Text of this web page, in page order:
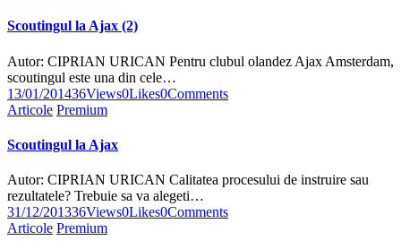
Scoutingul la Ajax (2)
Autor: CIPRIAN URICAN Pentru clubul olandez Ajax Amsterdam,
scoutingul este una din cele…
13/01/201436Views0Likes0Comments
Articole Premium
Scoutingul la Ajax
Autor: CIPRIAN URICAN Calitatea procesului de instruire sau
rezultatele? Trebuie sa va alegeti…
31/12/201336Views0Likes0Comments
Articole Premium